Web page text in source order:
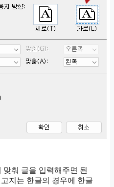
춰 글을 입력해주면 된
지는 한글의 경우에 한글